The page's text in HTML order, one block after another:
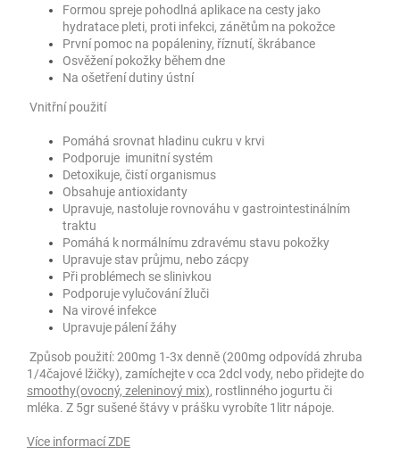
Formou spreje pohodlná aplikace na cesty jako
hydratace pleti, proti infekci, zánětům na pokožce
První pomoc na popáleniny, říznutí, škrábance
Osvěžení pokožky během dne
Na ošetření dutiny ústní
Vnitřní použití
Pomáhá srovnat hladinu cukru v krvi
Podporuje imunitní systém
Detoxikuje, čistí organismus
Obsahuje antioxidanty
Upravuje, nastoluje rovnováhu v gastrointestinálním
traktu
Pomáhá k normálnímu zdravému stavu pokožky
Upravuje stav průjmu, nebo zácpy
Při problémech se slinivkou
Podporuje vylučování žluči
Na virové infekce
Upravuje pálení žáhy
Způsob použití: 200mg 1-3x denně (200mg odpovídá zhruba
1/4čajové lžičky), zamíchejte v cca 2dcl vody, nebo přidejte do
smoothy(ovocný, zeleninový mix), rostlinného jogurtu či
mléka. Z 5gr sušené štávy v prášku vyrobíte 1litr nápoje.
Více informací ZDE